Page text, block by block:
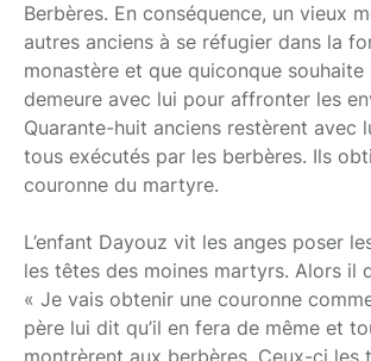
Berbères. En conséquence, un vieux
autres anciens à se réfugier dans la
monastère et que quiconque
demeure avec lui pour affronter les
Quarante-huit anciens restèrent avec
tous exécutés par les berbères. Ils
couronne du martyre.
L’enfant Dayouz vit les anges poser
les têtes des moines martyrs. Alors il
« Je vais obtenir une couronne
père lui dit qu’il en fera de même et
montrèrent aux berbères. Ceux-ci les